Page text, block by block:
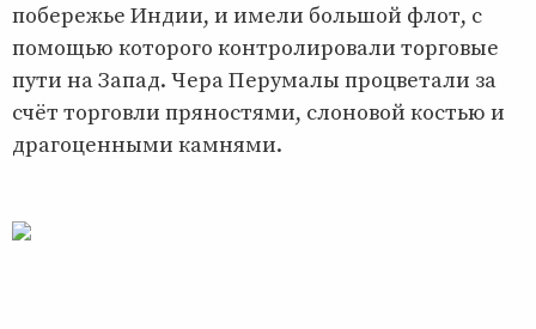
побережье Индии, и имели большой флот, с
помощью которого контролировали торговые
пути на Запад. Чера Перумалы процветали за
счёт торговли пряностями, слоновой костью и
драгоценными камнями.